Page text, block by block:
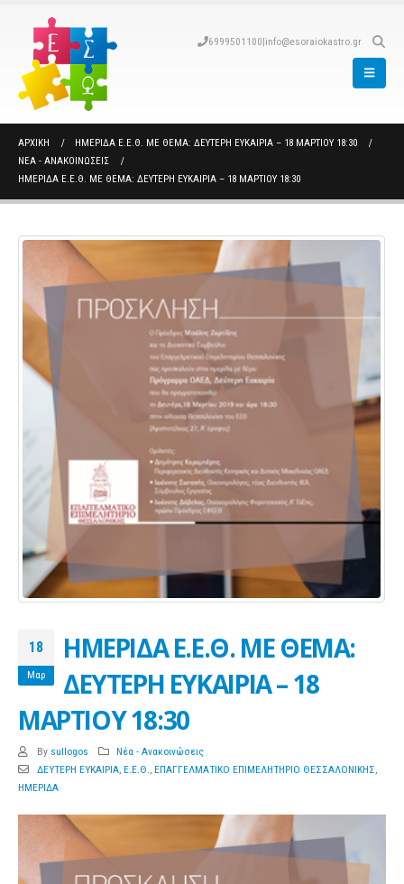
6999501100|info@esoraiokastro.gr
ΑΡΧΙΚΉ
ΗΜΕΡΙΔΑ Ε.Ε.Θ. ΜΕ ΘΕΜΑ: ΔΕΥΤΕΡΗ ΕΥΚΑΙΡΙΑ – 18 ΜΑΡΤΙΟΥ 18:30
ΝΈΑ - ΑΝΑΚΟΙΝΏΣΕΙΣ
ΗΜΕΡΙΔΑ Ε.Ε.Θ. ΜΕ ΘΕΜΑ: ΔΕΥΤΕΡΗ ΕΥΚΑΙΡΙΑ – 18 ΜΑΡΤΙΟΥ 18:30
18
Μαρ
ΗΜΕΡΙΔΑ Ε.Ε.Θ. ΜΕ ΘΕΜΑ:
ΔΕΥΤΕΡΗ ΕΥΚΑΙΡΙΑ – 18
ΜΑΡΤΙΟΥ 18:30
By sullogos
Νέα - Ανακοινώσεις
ΔΕΥΤΕΡΗ ΕΥΚΑΙΡΙΑ, Ε.Ε.Θ., ΕΠΑΓΓΕΛΜΑΤΙΚΟ ΕΠΙΜΕΛΗΤΗΡΙΟ ΘΕΣΣΑΛΟΝΙΚΗΣ,
ΗΜΕΡΙΔΑ